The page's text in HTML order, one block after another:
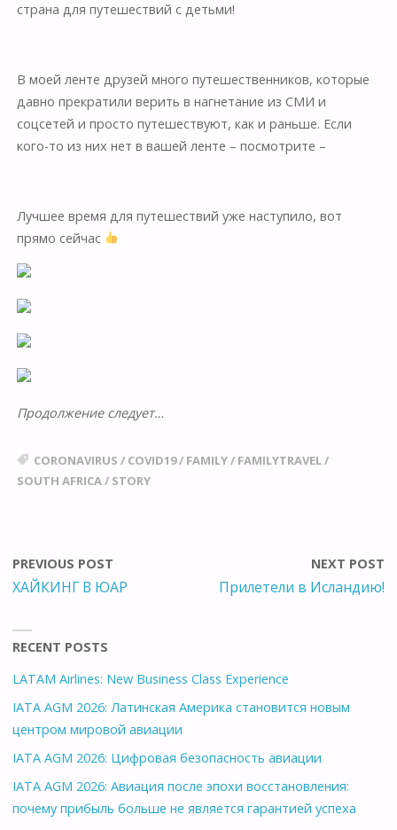
страна для путешествий с детьми!
В моей ленте друзей много путешественников, которые
давно прекратили верить в нагнетание из СМИ и
соцсетей и просто путешествуют, как и раньше. Если
кого-то из них нет в вашей ленте – посмотрите –
Лучшее время для путешествий уже наступило, вот
прямо сейчас
Продолжение следует…
CORONAVIRUS / COVID19/ FAMILY/ FAMILYTRAVEL/
SOUTH AFRICA/ STORY
PREVIOUS POST
ХАЙКИНГ В ЮАР
NEXT POST
Прилетели в Исландию!
RECENT POSTS
LATAM Airlines: New Business Class Experience
IATA AGM 2026: Латинская Америка становится новым
центром мировой авиации
IATA AGM 2026: Цифровая безопасность авиации
IATA AGM 2026: Авиация после эпохи восстановления:
почему прибыль больше не является гарантией успеха